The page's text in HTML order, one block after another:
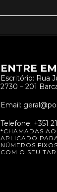
ENTRE
Escritório: Rua
2730 – 201
Email:
Telefone: +351
*CHAMADAS
APLICADO
NÚMEROS
COM O SEU